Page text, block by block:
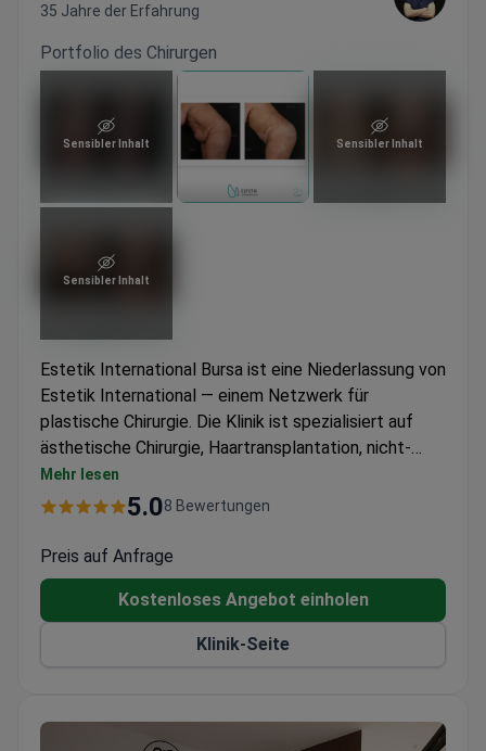
35 Jahre der Erfahrung
Portfolio des Chirurgen
Sensibler Inhalt Sensibler Inhalt
Sensibler Inhalt
Estetik International Bursa ist eine Niederlassung von
Estetik International — einem Netzwerk für
plastische Chirurgie. Die Klinik ist spezialisiert auf
ästhetische Chirurgie, Haartransplantation, nicht-
chirurgische Schönheitsverfahren (Botox,
Spinnennetz-Facelifting), Zahnheilkunde und
VIP-Services: Die Klinik verfügt über Hightech-
Ausstattung und komfortable Zimmer.
Mehr lesen
5.08 Bewertungen
Preis auf Anfrage
Kostenloses Angebot einholen
Klinik-Seite